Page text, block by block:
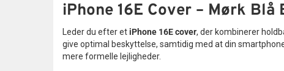
iPhone 16E Cover – Mørk
Leder du efter etiPhone 16E cover, der kombinerer
give optimal beskyttelse, samtidig med at din
mere formelle lejligheder.